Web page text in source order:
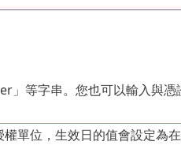
等字串。您也可以輸入與憑
單位，生效日的值會設定為